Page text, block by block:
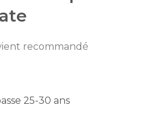
recommandé
25-30 ans